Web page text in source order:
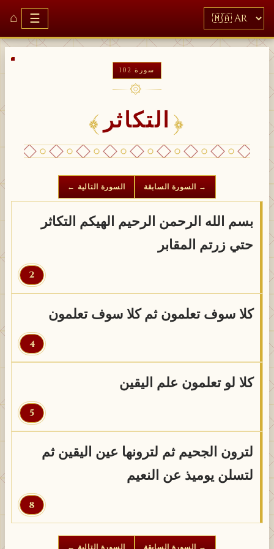
⌂ ☰
القرآن
سورة 102
۞
التكاثر
→ السورة السابقة السورة التالية ←
بسم الله الرحمن الرحيم الهيكم التكاثر
حتي زرتم المقابر
2
كلا سوف تعلمون ثم كلا سوف تعلمون
4
كلا لو تعلمون علم اليقين
5
لترون الجحيم ثم لترونها عين اليقين ثم
لتسلن يوميذ عن النعيم
8